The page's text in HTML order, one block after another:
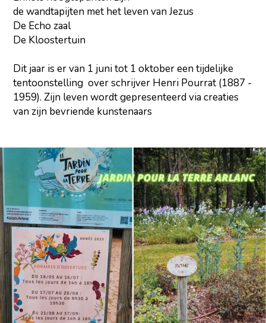
de wandtapijten met het leven van Jezus
De Echo zaal
De Kloostertuin
Dit jaar is er van 1 juni tot 1 oktober een tijdelijke
tentoonstelling over schrijver Henri Pourrat (1887 -
1959). Zijn leven wordt gepresenteerd via creaties
van zijn bevriende kunstenaars